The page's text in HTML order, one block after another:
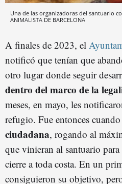
Una de las organizadoras del santuario
ANIMALISTA DE BARCELONA
A finales de 2023, el
notificó que tenían que
otro lugar donde seguir
dentro del marco de la
meses, en mayo, les
refugio. Fue entonces cuando
ciudadana, rogando al
que vinieran al santuario
cierre a toda costa. En un
consiguieron su objetivo,